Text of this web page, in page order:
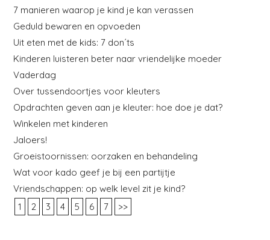
7 manieren waarop je kind je kan verassen
Geduld bewaren en opvoeden
Uit eten met de kids: 7 don´ts
Kinderen luisteren beter naar vriendelijke moeder
Vaderdag
Over tussendoortjes voor kleuters
Opdrachten geven aan je kleuter: hoe doe je dat?
Winkelen met kinderen
Jaloers!
Groeistoornissen: oorzaken en behandeling
Wat voor kado geef je bij een partijtje
Vriendschappen: op welk level zit je kind?
1
2 3 4 5 6 7 >>